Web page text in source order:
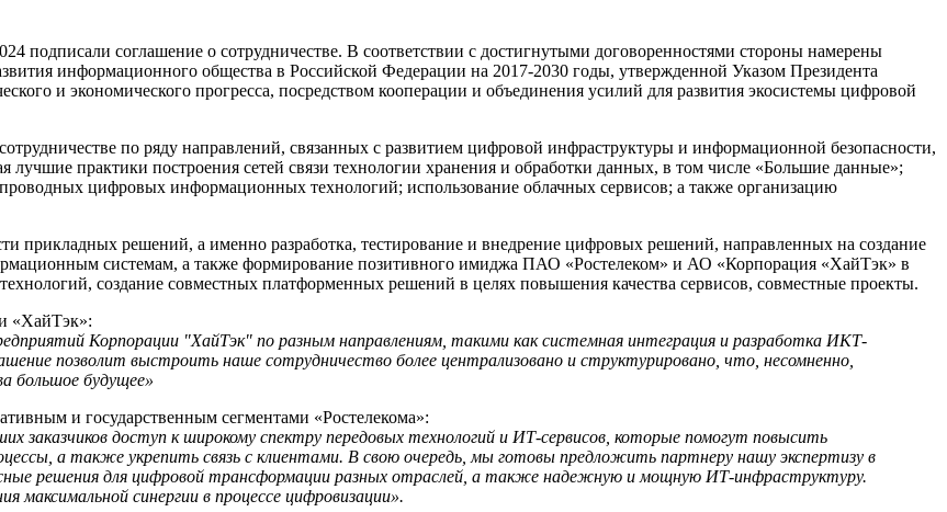
соглашение о сотрудничестве. В соответствии с достигнутыми договоренностями стороны намерены
информационного общества в Российской Федерации на 2017-2030 годы, утвержденной Указом Президента
и экономического прогресса, посредством кооперации и объединения усилий для развития экосистемы цифровой
по ряду направлений, связанных с развитием цифровой инфраструктуры и информационной безопасности,
практики построения сетей связи технологии хранения и обработки данных, в том числе «Большие данные»;
цифровых информационных технологий; использование облачных сервисов; а также организацию
прикладных решений, а именно разработка, тестирование и внедрение цифровых решений, направленных на создание
системам, а также формирование позитивного имиджа ПАО «Ростелеком» и АО «Корпорация «ХайТэк» в
создание совместных платформенных решений в целях повышения качества сервисов, совместные проекты.
«ХайТэк»:
Корпорации "ХайТэк" по разным направлениям, такими как системная интеграция и разработка ИКТ-
позволит выстроить наше сотрудничество более централизовано и структурировано, что, несомненно,
большое будущее»
и государственным сегментами «Ростелекома»:
заказчиков доступ к широкому спектру передовых технологий и ИТ-сервисов, которые помогут повысить
а также укрепить связь с клиентами. В свою очередь, мы готовы предложить партнеру нашу экспертизу в
решения для цифровой трансформации разных отраслей, а также надежную и мощную ИТ-инфраструктуру.
максимальной синергии в процессе цифровизации».